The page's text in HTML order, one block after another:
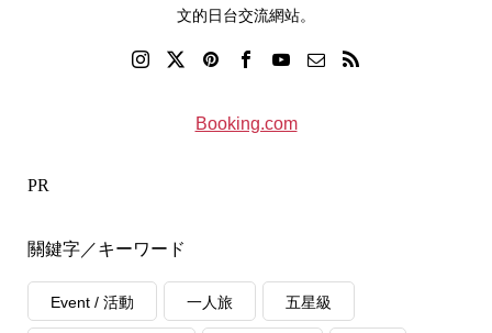
文的日台交流網站。
Booking.com
PR
關鍵字／キーワード
Event / 活動 一人旅 五星級